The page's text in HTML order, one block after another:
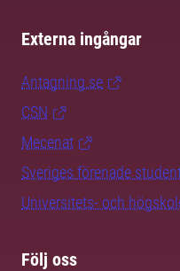
Externa ingångar
Antagning.se
CSN
Mecenat
Sveriges förenade
Universitets- och
Följ oss